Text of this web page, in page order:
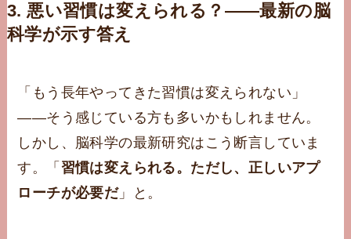
3. 悪い習慣は変えられる？——最新の脳
科学が示す答え
「もう長年やってきた習慣は変えられない」
——そう感じている方も多いかもしれません。
しかし、脳科学の最新研究はこう断言していま
す。「 習慣は変えられる。ただし、正しいアプ
ローチが必要だ」と。